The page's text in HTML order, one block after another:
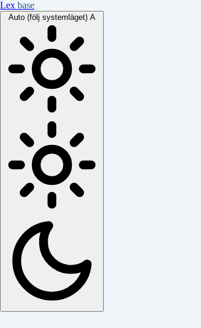
Lex base
Auto (följ systemläget) A